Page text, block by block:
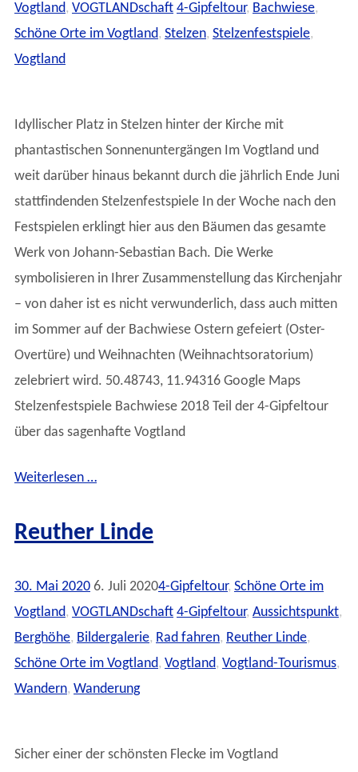
Vogtland, VOGTLANDschaft 4-Gipfeltour, Bachwiese,
Schöne Orte im Vogtland, Stelzen, Stelzenfestspiele,
Vogtland
Idyllischer Platz in Stelzen hinter der Kirche mit
phantastischen Sonnenuntergängen Im Vogtland und
weit darüber hinaus bekannt durch die jährlich Ende Juni
stattfindenden Stelzenfestspiele In der Woche nach den
Festspielen erklingt hier aus den Bäumen das gesamte
Werk von Johann-Sebastian Bach. Die Werke
symbolisieren in Ihrer Zusammenstellung das Kirchenjahr
– von daher ist es nicht verwunderlich, dass auch mitten
im Sommer auf der Bachwiese Ostern gefeiert (Oster-
Overtüre) und Weihnachten (Weihnachtsoratorium)
zelebriert wird. 50.48743, 11.94316 Google Maps
Stelzenfestspiele Bachwiese 2018 Teil der 4-Gipfeltour
über das sagenhafte Vogtland
Weiterlesen …
Reuther Linde
30. Mai 2020 6. Juli 20204-Gipfeltour, Schöne Orte im
Vogtland, VOGTLANDschaft 4-Gipfeltour, Aussichtspunkt,
Berghöhe, Bildergalerie, Rad fahren, Reuther Linde,
Schöne Orte im Vogtland, Vogtland, Vogtland-Tourismus,
Wandern, Wanderung
Sicher einer der schönsten Flecke im Vogtland